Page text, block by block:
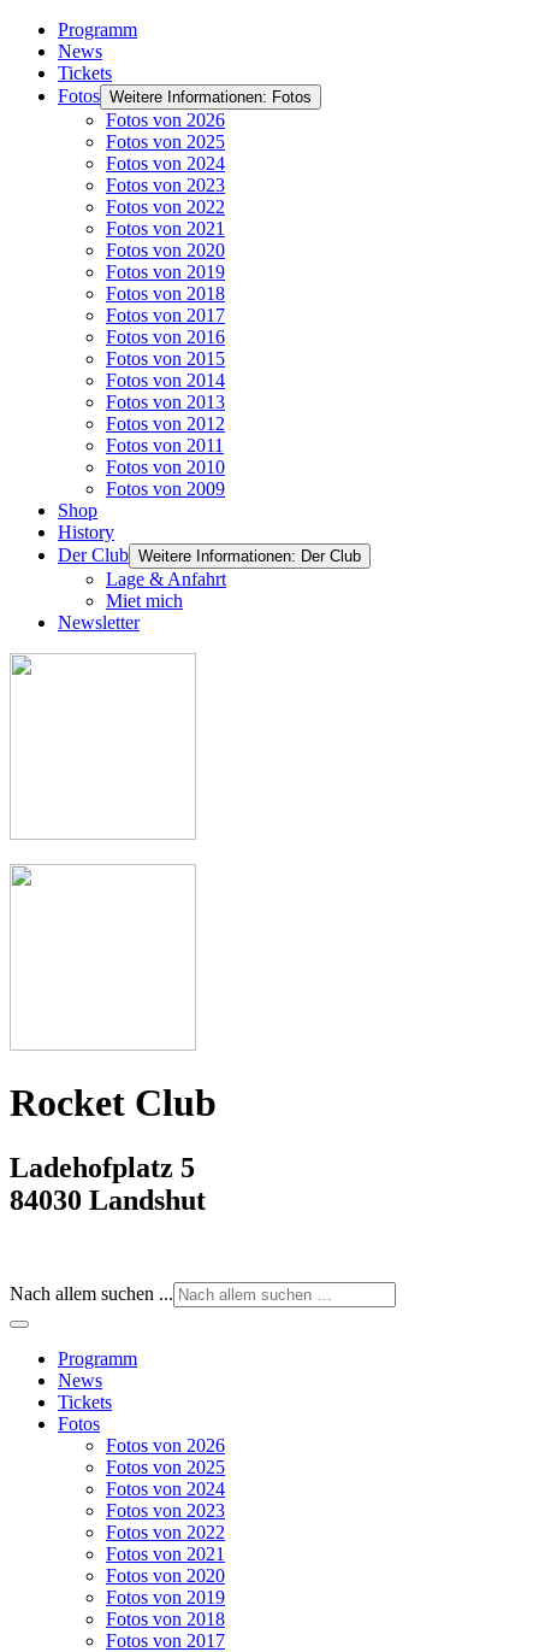
Programm
News
Tickets
Fotos Weitere Informationen: Fotos
Fotos von 2026
Fotos von 2025
Fotos von 2024
Fotos von 2023
Fotos von 2022
Fotos von 2021
Fotos von 2020
Fotos von 2019
Fotos von 2018
Fotos von 2017
Fotos von 2016
Fotos von 2015
Fotos von 2014
Fotos von 2013
Fotos von 2012
Fotos von 2011
Fotos von 2010
Fotos von 2009
Shop
History
Der Club Weitere Informationen: Der Club
Lage & Anfahrt
Miet mich
Newsletter
Rocket Club
Ladehofplatz 5
84030 Landshut
Nach allem suchen ...
Programm
News
Tickets
Fotos
Fotos von 2026
Fotos von 2025
Fotos von 2024
Fotos von 2023
Fotos von 2022
Fotos von 2021
Fotos von 2020
Fotos von 2019
Fotos von 2018
Fotos von 2017